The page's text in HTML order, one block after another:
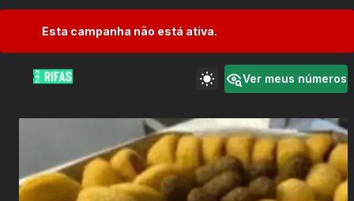
Esta campanha não está ativa.
Ver meus números